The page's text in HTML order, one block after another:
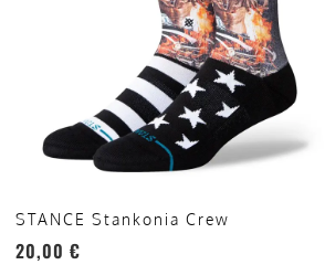
STANCE Stankonia Crew
20,00 €
scelte
nella
del
prodotto